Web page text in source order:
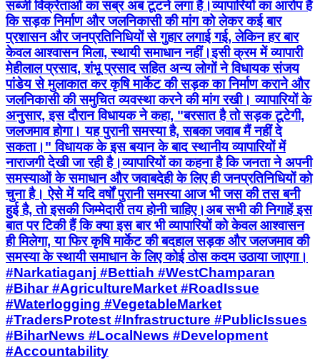
सब्जी विक्रेताओं का सब्र अब टूटने लगा है।व्यापारियों का आरोप है
कि सड़क निर्माण और जलनिकासी की मांग को लेकर कई बार
प्रशासन और जनप्रतिनिधियों से गुहार लगाई गई, लेकिन हर बार
केवल आश्वासन मिला, स्थायी समाधान नहीं।इसी क्रम में व्यापारी
मेहीलाल प्रसाद, शंभू प्रसाद सहित अन्य लोगों ने विधायक संजय
पांडेय से मुलाकात कर कृषि मार्केट की सड़क का निर्माण कराने और
जलनिकासी की समुचित व्यवस्था करने की मांग रखी। व्यापारियों के
अनुसार, इस दौरान विधायक ने कहा, "बरसात है तो सड़क टूटेगी,
जलजमाव होगा। यह पुरानी समस्या है, सबका जवाब मैं नहीं दे
सकता।" विधायक के इस बयान के बाद स्थानीय व्यापारियों में
नाराजगी देखी जा रही है।व्यापारियों का कहना है कि जनता ने अपनी
समस्याओं के समाधान और जवाबदेही के लिए ही जनप्रतिनिधियों को
चुना है। ऐसे में यदि वर्षों पुरानी समस्या आज भी जस की तस बनी
हुई है, तो इसकी जिम्मेदारी तय होनी चाहिए।अब सभी की निगाहें इस
बात पर टिकी हैं कि क्या इस बार भी व्यापारियों को केवल आश्वासन
ही मिलेगा, या फिर कृषि मार्केट की बदहाल सड़क और जलजमाव की
समस्या के स्थायी समाधान के लिए कोई ठोस कदम उठाया जाएगा।
#Narkatiaganj #Bettiah #WestChamparan
#Bihar #AgricultureMarket #RoadIssue
#Waterlogging #VegetableMarket
#TradersProtest #Infrastructure #PublicIssues
#BiharNews #LocalNews #Development
#Accountability